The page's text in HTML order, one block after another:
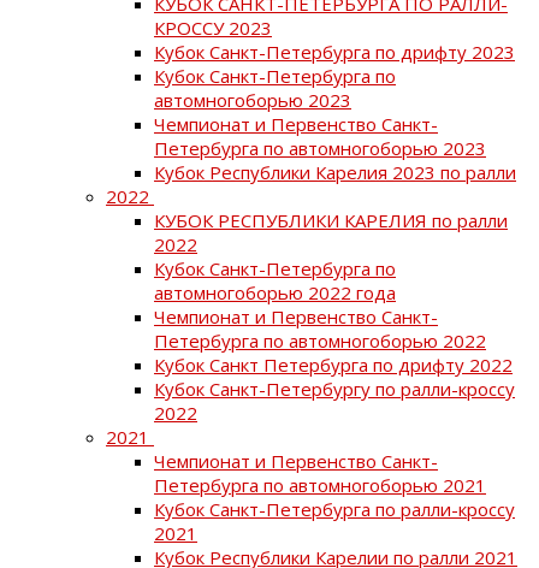
КРОССУ 2023
Кубок Санкт-Петербурга по дрифту 2023
Кубок Санкт-Петербурга по
автомногоборью 2023
Чемпионат и Первенство Санкт-
Петербурга по автомногоборью 2023
Кубок Республики Карелия 2023 по ралли
2022
КУБОК РЕСПУБЛИКИ КАРЕЛИЯ по ралли
2022
Кубок Санкт-Петербурга по
автомногоборью 2022 года
Чемпионат и Первенство Санкт-
Петербурга по автомногоборью 2022
Кубок Санкт Петербурга по дрифту 2022
Кубок Санкт-Петербургу по ралли-кроссу
2022
2021
Чемпионат и Первенство Санкт-
Петербурга по автомногоборью 2021
Кубок Санкт-Петербурга по ралли-кроссу
2021
Кубок Республики Карелии по ралли 2021